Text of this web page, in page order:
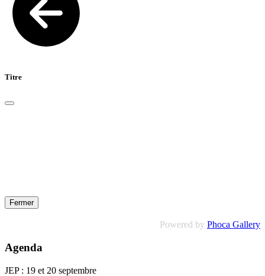
Titre
Fermer
Powered by Phoca Gallery
Agenda
JEP : 19 et 20 septembre